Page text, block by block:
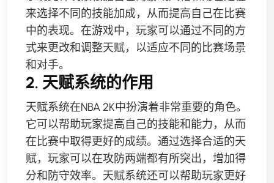
来选择不同的技能加成，从而提高自己在比赛
中的表现。在游戏中，玩家可以通过不同的方
式来更改和调整天赋，以适应不同的比赛场景
和对手。
2. 天赋系统的作用
天赋系统在NBA 2K中扮演着非常重要的角色。
它可以帮助玩家提高自己的技能和能力，从而
在比赛中取得更好的成绩。通过选择合适的天
赋，玩家可以在攻防两端都有所突出，增加得
分和防守效率。天赋系统还可以帮助玩家更好